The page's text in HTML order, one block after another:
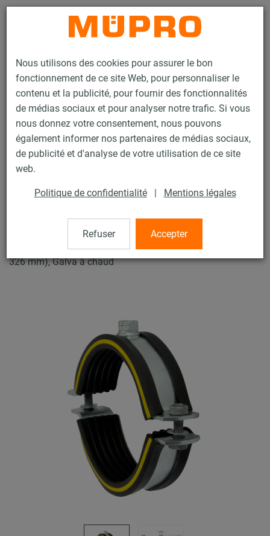
Nous utilisons des cookies pour assurer le bon
fonctionnement de ce site Web, pour personnaliser le
contenu et la publicité, pour fournir des fonctionnalités
de médias sociaux et pour analyser notre trafic. Si vous
nous donnez votre consentement, nous pouvons
également informer nos partenaires de médias sociaux,
de publicité et d'analyse de votre utilisation de ce site
web.
Politique de confidentialité | Mentions légales
Refuser Accepter
Contact
Produits Technique de fixation
Insonorisation
Produits d'insonorisation galvanisés à chaud
Collier à vis lourd
Collier à vis lourd
Collier à vis DÄMMGULAST® lourd jaune, M12, 12" (320-
326 mm), Galva à chaud